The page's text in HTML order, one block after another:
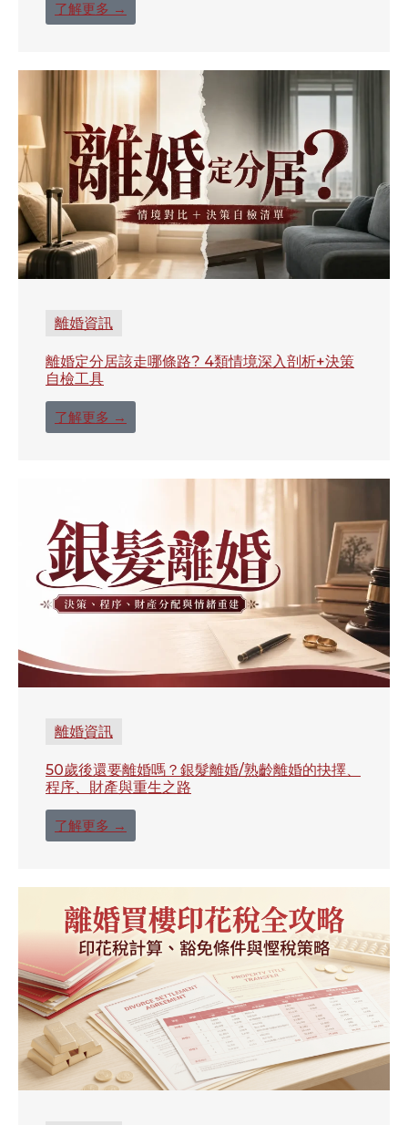
了解更多 →
離婚資訊
離婚定分居該走哪條路? 4類情境深入剖析+決策
自檢工具
了解更多 →
離婚資訊
50歲後還要離婚嗎？銀髮離婚/熟齡離婚的抉擇、
程序、財產與重生之路
了解更多 →